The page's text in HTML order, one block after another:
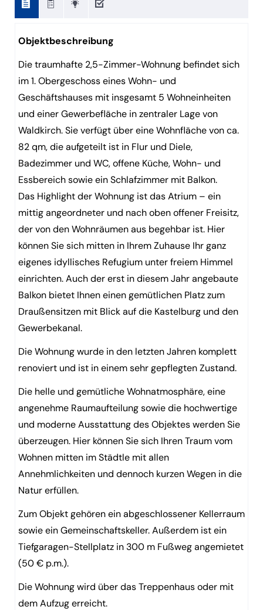
Objektbeschreibung
Die traumhafte 2,5-Zimmer-Wohnung befindet sich
im 1. Obergeschoss eines Wohn- und
Geschäftshauses mit insgesamt 5 Wohneinheiten
und einer Gewerbefläche in zentraler Lage von
Waldkirch. Sie verfügt über eine Wohnfläche von ca.
82 qm, die aufgeteilt ist in Flur und Diele,
Badezimmer und WC, offene Küche, Wohn- und
Essbereich sowie ein Schlafzimmer mit Balkon.
Das Highlight der Wohnung ist das Atrium – ein
mittig angeordneter und nach oben offener Freisitz,
der von den Wohnräumen aus begehbar ist. Hier
können Sie sich mitten in Ihrem Zuhause Ihr ganz
eigenes idyllisches Refugium unter freiem Himmel
einrichten. Auch der erst in diesem Jahr angebaute
Balkon bietet Ihnen einen gemütlichen Platz zum
Draußensitzen mit Blick auf die Kastelburg und den
Gewerbekanal.
Die Wohnung wurde in den letzten Jahren komplett
renoviert und ist in einem sehr gepflegten Zustand.
Die helle und gemütliche Wohnatmosphäre, eine
angenehme Raumaufteilung sowie die hochwertige
und moderne Ausstattung des Objektes werden Sie
überzeugen. Hier können Sie sich Ihren Traum vom
Wohnen mitten im Städtle mit allen
Annehmlichkeiten und dennoch kurzen Wegen in die
Natur erfüllen.
Zum Objekt gehören ein abgeschlossener Kellerraum
sowie ein Gemeinschaftskeller. Außerdem ist ein
Tiefgaragen-Stellplatz in 300 m Fußweg angemietet
(50 € p.m.).
Die Wohnung wird über das Treppenhaus oder mit
dem Aufzug erreicht.